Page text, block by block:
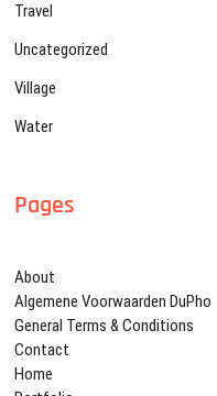
Travel
Uncategorized
Village
Water
Pages
About
Algemene Voorwaarden DuPho
General Terms & Conditions
Contact
Home